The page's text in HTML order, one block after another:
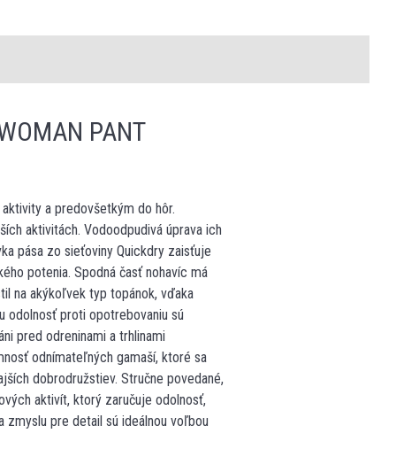
PANT
a predovšetkým do hôr.
aktivitách. Vodoodpudivá úprava ich
pása zo sieťoviny Quickdry zaisťuje
potenia. Spodná časť nohavíc má
na akýkoľvek typ topánok, vďaka
odolnosť proti opotrebovaniu sú
pred odreninami a trhlinami
odnímateľných gamaší, ktoré sa
dobrodružstiev. Stručne povedané,
aktivít, ktorý zaručuje odolnosť,
zmyslu pre detail sú ideálnou voľbou